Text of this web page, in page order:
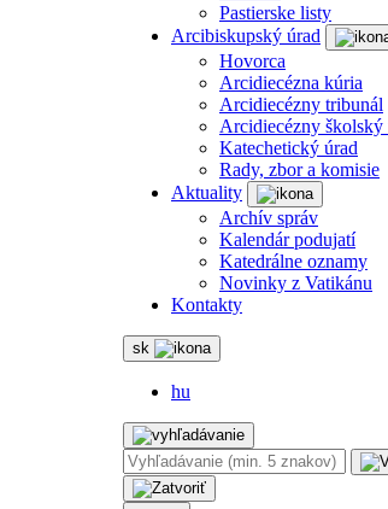
Pastierske listy
Arcibiskupský úrad
Hovorca
Arcidiecézna kúria
Arcidiecézny tribunál
Arcidiecézny školský
Katechetický úrad
Rady, zbor a komisie
Aktuality
Archív správ
Kalendár podujatí
Katedrálne oznamy
Novinky z Vatikánu
Kontakty
sk
hu